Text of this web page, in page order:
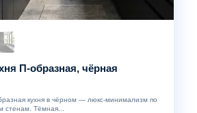
П-образная, чёрная
кухня в чёрном — люкс-минимализм по
стенам. Тёмная...